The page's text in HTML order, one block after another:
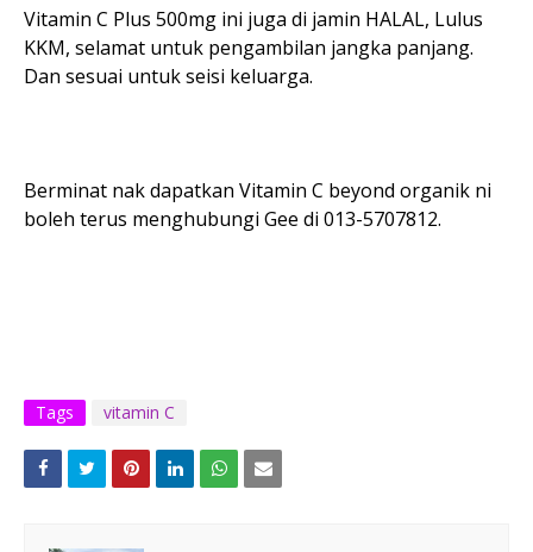
Vitamin C Plus 500mg ini juga di jamin HALAL, Lulus
KKM, selamat untuk pengambilan jangka panjang.
Dan sesuai untuk seisi keluarga.
Berminat nak dapatkan Vitamin C beyond organik ni
boleh terus menghubungi Gee di 013-5707812.
Tags vitamin C